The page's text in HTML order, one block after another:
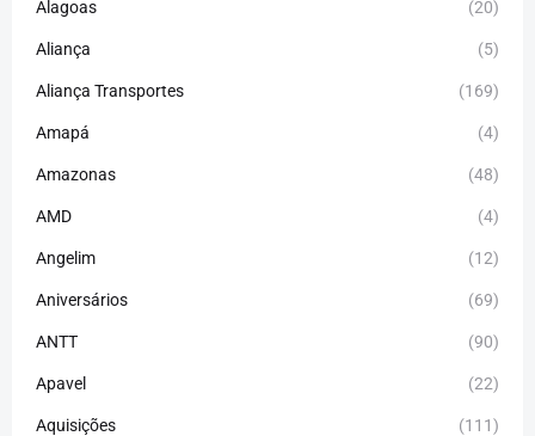
Alagoas (20)
Aliança (5)
Aliança Transportes (169)
Amapá (4)
Amazonas (48)
AMD (4)
Angelim (12)
Aniversários (69)
ANTT (90)
Apavel (22)
Aquisições (111)